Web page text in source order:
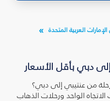
العربية المتحدة
دبي بأقل الأسعار
من عنتيبي إلى دبي؟
الواحد ورحلات الذهاب